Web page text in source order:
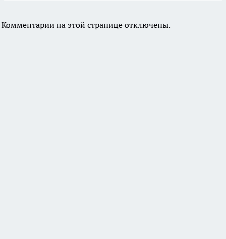
Комментарии на этой странице отключены.